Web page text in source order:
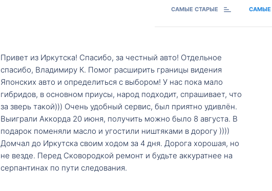
САМЫЕ СТАРЫЕ САМЫЕ
Привет из Иркутска! Спасибо, за честный авто! Отдельное
спасибо, Владимиру К. Помог расширить границы видения
Японских авто и определиться с выбором! У нас пока мало
гибридов, в основном приусы, народ подходит, спрашивает, что
за зверь такой))) Очень удобный сервис, был приятно удивлён.
Выиграли Аккорда 20 июня, получить можно было 8 августа. В
подарок поменяли масло и угостили ништяками в дорогу ))))
Домчал до Иркутска своим ходом за 4 дня. Дорога хорошая, но
не везде. Перед Сковородкой ремонт и будьте аккуратнее на
серпантинах по пути следования.